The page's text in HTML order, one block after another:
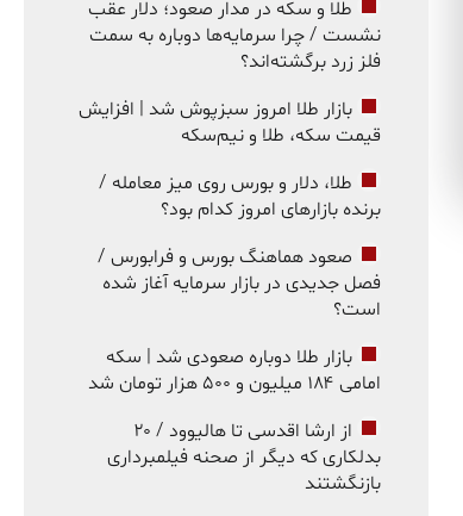
طلا و سکه در مدار صعود؛ دلار عقب
نشست / چرا سرمایه‌ها دوباره به سمت
فلز زرد برگشته‌اند؟
بازار طلا امروز سبزپوش شد | افزایش
قیمت سکه، طلا و نیم‌سکه
طلا، دلار و بورس روی میز معامله /
برنده بازارهای امروز کدام بود؟
صعود هماهنگ بورس و فرابورس /
فصل جدیدی در بازار سرمایه آغاز شده
است؟
بازار طلا دوباره صعودی شد | سکه
امامی ۱۸۴ میلیون و ۵۰۰ هزار تومان شد
از ارشا اقدسی تا هالیوود / ۲۰
بدلکاری که دیگر از صحنه فیلمبرداری
بازنگشتند